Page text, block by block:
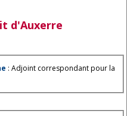
d'Auxerre
: Adjoint correspondant pour la